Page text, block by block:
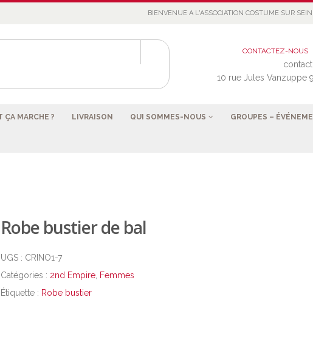
BIENVENUE A L'ASSOCIATION COSTUME SUR
CONTACTEZ-NOUS
10 rue Jules Vanzuppe
MARCHE ? LIVRAISON QUI SOMMES-NOUS GROUPES –
Robe bustier de bal
UGS : CRINO1-7
Catégories : 2nd Empire, Femmes
Étiquette : Robe bustier